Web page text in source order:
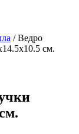
/Ведро
см.